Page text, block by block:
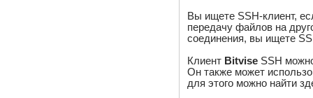
Вы ищете SSH-клиент,
передачу файлов на
соединения, вы ищете
Клиент Bitvise SSH
Он также может
для этого можно найти